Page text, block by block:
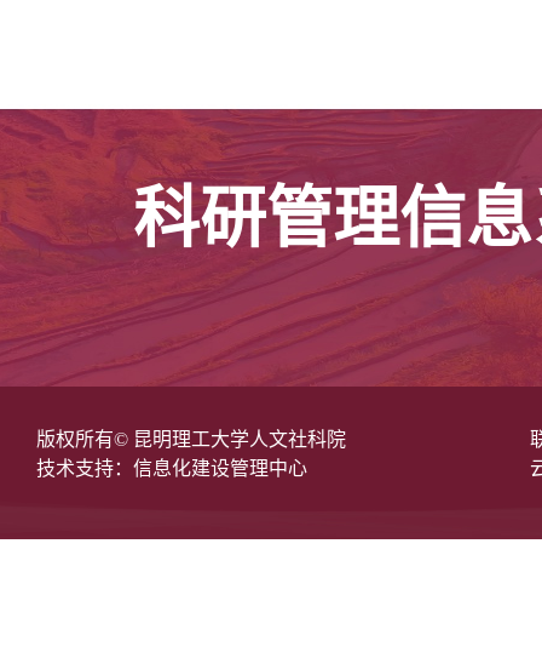
科研管理信
版权所有© 昆明理工大学人文社科院
技术支持：信息化建设管理中心